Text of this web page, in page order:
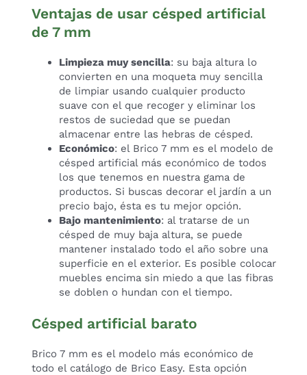
Ventajas de usar césped artificial
de 7 mm
Limpieza muy sencilla: su baja altura lo
convierten en una moqueta muy sencilla
de limpiar usando cualquier producto
suave con el que recoger y eliminar los
restos de suciedad que se puedan
almacenar entre las hebras de césped.
Económico: el Brico 7 mm es el modelo de
césped artificial más económico de todos
los que tenemos en nuestra gama de
productos. Si buscas decorar el jardín a un
precio bajo, ésta es tu mejor opción.
Bajo mantenimiento: al tratarse de un
césped de muy baja altura, se puede
mantener instalado todo el año sobre una
superficie en el exterior. Es posible colocar
muebles encima sin miedo a que las fibras
se doblen o hundan con el tiempo.
Césped artificial barato
Brico 7 mm es el modelo más económico de
todo el catálogo de Brico Easy. Esta opción